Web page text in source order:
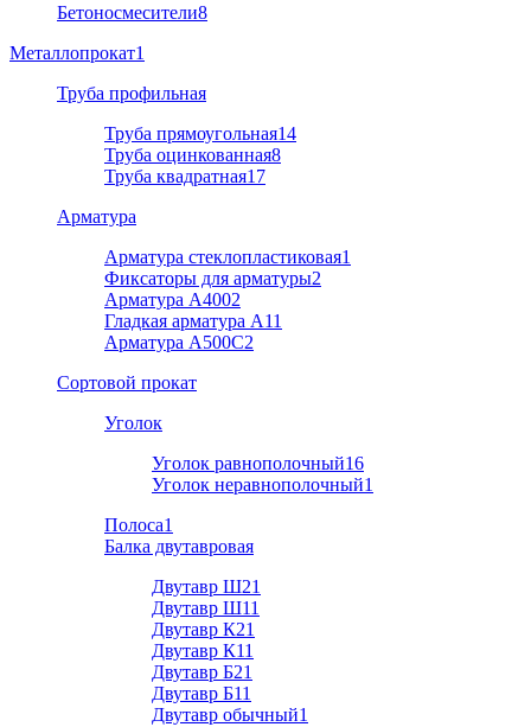
Бетоносмесители8
Металлопрокат1
Труба профильная
Труба прямоугольная14
Труба оцинкованная8
Труба квадратная17
Арматура
Арматура стеклопластиковая1
Фиксаторы для арматуры2
Арматура А4002
Гладкая арматура А11
Арматура A500C2
Cортовой прокат
Уголок
Уголок равнополочный16
Уголок неравнополочный1
Полоса1
Балка двутавровая
Двутавр Ш21
Двутавр Ш11
Двутавр К21
Двутавр К11
Двутавр Б21
Двутавр Б11
Двутавр обычный1